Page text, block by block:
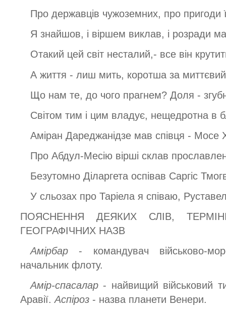
Про державців чужоземних, про пригоди
Я знайшов, і віршем виклав, і розради
Отакий цей світ несталий,- все він
А життя - лиш мить, коротша за миттєвий
Що нам те, до чого прагнем? Доля -
Світом тим і цим владує, нещедротна в
Аміран Дареджанідзе мав співця - Мосе
Про Абдул-Месію вірші склав
Безутомно Діларгета оспівав Саргіс
У сльозах про Таріела я співаю,
ПОЯСНЕННЯ ДЕЯКИХ СЛІВ,
ГЕОГРАФІЧНИХ НАЗВ
Амірбар - командувач військово-
начальник флоту.
Амір-спасалар - найвищий військовий
Аравії. Аспіроз - назва планети Венери.